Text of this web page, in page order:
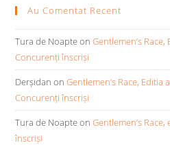
Au Comentat Recent
Tura de NoapteonGentlemen’s
Concurenți înscriși
Derșidan onGentlemen’s Race, Editia
Concurenți înscriși
Tura de NoapteonGentlemen’s
înscriși